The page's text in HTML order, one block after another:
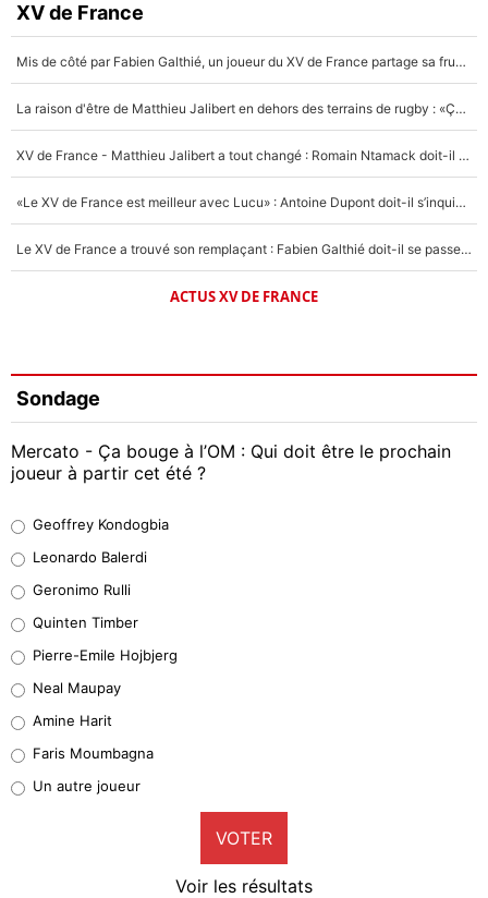
XV de France
Mis de côté par Fabien Galthié, un joueur du XV de France partage sa frustration : «ils ne me l’ont pas dit tout de suite»
La raison d'être de Matthieu Jalibert en dehors des terrains de rugby : «Ça m'atteint autant que si tu touches à un membre de ma famille»
XV de France - Matthieu Jalibert a tout changé : Romain Ntamack doit-il s’inquiéter pour sa place à un an de la Coupe du monde ?
«Le XV de France est meilleur avec Lucu» : Antoine Dupont doit-il s’inquiéter pour sa place ?
Le XV de France a trouvé son remplaçant : Fabien Galthié doit-il se passer d'Antoine Dupont ?
ACTUS XV DE FRANCE
Sondage
Mercato - Ça bouge à l’OM : Qui doit être le prochain
joueur à partir cet été ?
38%
32%
4%
1%
9%
Geoffrey Kondogbia
Leonardo Balerdi
Geronimo Rulli
Quinten Timber
Pierre-Emile Hojbjerg
Neal Maupay
Amine Harit
Faris Moumbagna
Un autre joueur
VOTER
Voir les résultats